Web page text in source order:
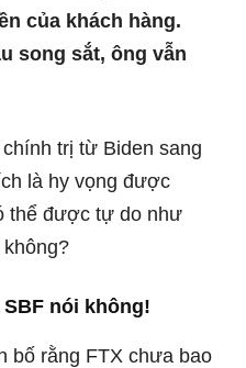
của khách hàng.
song sắt, ông vẫn
trị từ Biden sang
là hy vọng được
thể được tự do như
nói không!
bố rằng FTX chưa bao